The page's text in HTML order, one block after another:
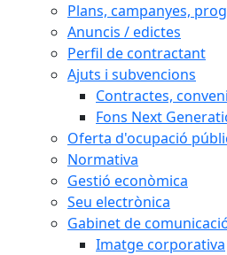
Plans, campanyes,
Anuncis / edictes
Perfil de contractant
Ajuts i subvencions
Contractes,
Fons Next
Oferta d'ocupació
Normativa
Gestió econòmica
Seu electrònica
Gabinet de
Imatge corporativa